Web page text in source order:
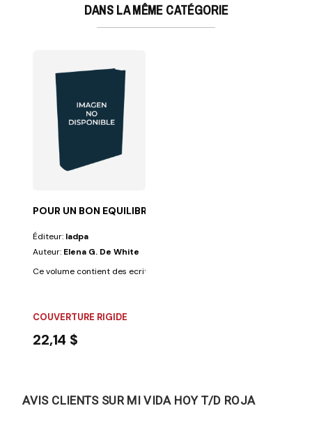
DANS LA MÊME CATÉGORIE
POUR UN BON EQUILIBRE MENTAL ET SPIRITUE
Éditeur: Iadpa
Auteur: Elena G. De White
Ce volume contient des ecrits d Ellen White sur la psychologie et la
COUVERTURE RIGIDE
22,14 $
AVIS CLIENTS SUR MI VIDA HOY T/D ROJA